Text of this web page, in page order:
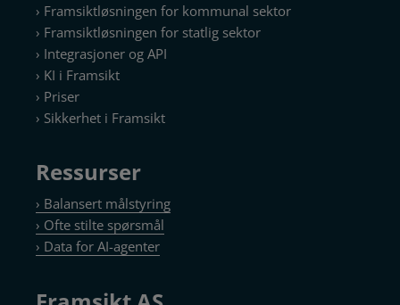
› Framsiktløsningen for kommunal sektor
› Framsiktløsningen for statlig sektor
› Integrasjoner og API
› KI i Framsikt
› Priser
› Sikkerhet i Framsikt
Ressurser
› Balansert målstyring
› Ofte stilte spørsmål
› Data for AI-agenter